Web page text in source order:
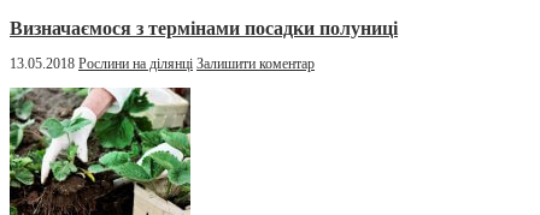
Визначаємося з термінами посадки полуниці
13.05.2018 Рослини на ділянці Залишити коментар